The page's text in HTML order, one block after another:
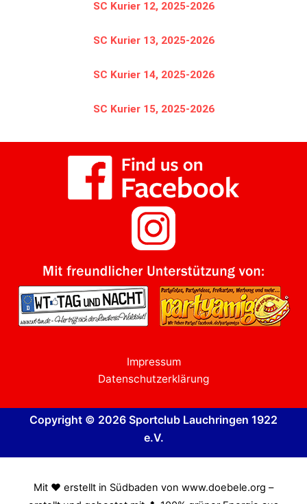
SC Kurier 12, 2025-2026
SC Kurier 13, 2025-2026
SC Kurier 14, 2025-2026
SC Kurier 15, 2025-2026
Impressum
Datenschutzerklärung
Copyright © 2026 Sportclub Lauchringen 1922
e.V.
Mit ❤️ erstellt in Südbaden von www.doebele.org –